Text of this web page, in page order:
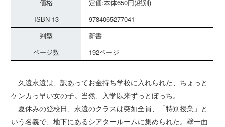
価格
定価:本体650円(税別)
ISBN-13
9784065277041
判型
新書
ページ数
192ページ
久遠永遠は、訳あってお金持ち学校に入れられた、ちょっと
ケンカっ早い女の子。当然、入学以来ずっとぼっち。
夏休みの登校日、永遠のクラスは突如全員、「特別授業」と
いう名義で、地下にあるシアタールームに集められた。壁一面